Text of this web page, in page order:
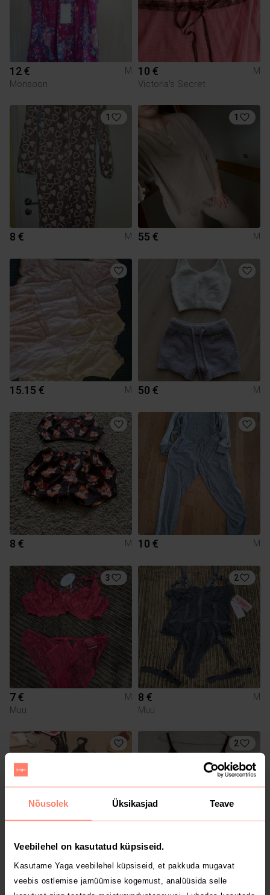
Nõusolek Üksikasjad Teave
Veebilehel on kasutatud küpsiseid.
Kasutame Yaga veebilehel küpsiseid, et pakkuda mugavat
veebis ostlemise jamüümise kogemust, analüüsida selle
12 €
M
Monsoon
10 €
M
Victoria's Secret
1
8 € M
1
55 € M
15.15 € M 50 € M
8 € M 10 € M
3
7 €
M
Muu
2
8 €
M
Muu
8 €
M
2
3 €